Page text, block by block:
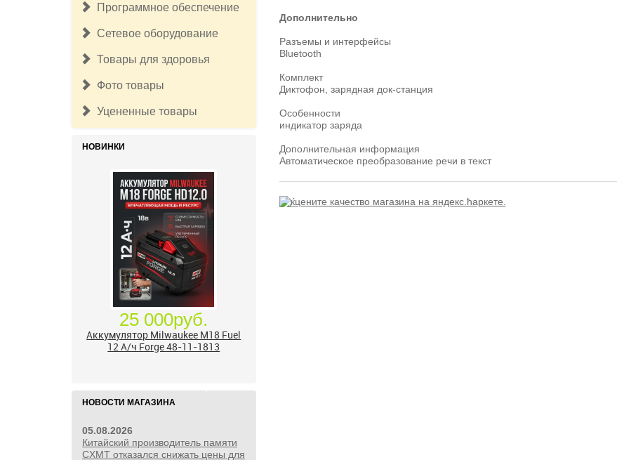
Программное обеспечение
Сетевое оборудование
Товары для здоровья
Фото товары
Уцененные товары
НОВИНКИ
25 000руб.
Аккумулятор Milwaukee M18 Fuel
12 А/ч Forge 48-11-1813
17 500руб.
Бесщёточный шуруповерт
НОВОСТИ МАГАЗИНА
05.08.2026
Китайский производитель памяти
CXMT отказался снижать цены для
Дополнительно
Разъемы и интерфейсы
Bluetooth
Комплект
Диктофон, зарядная док-станция
Особенности
индикатор заряда
Дополнительная информация
Автоматическое преобразование речи в текст